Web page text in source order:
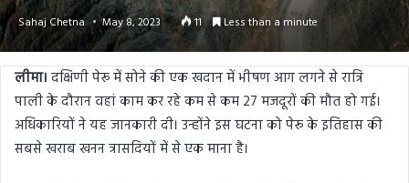
Sahaj Chetna May 8, 2023 11 Less than a minute
लीमा। दक्षिणी पेरू में सोने की एक खदान में भीषण आग लगने से रात्रि
पाली के दौरान वहां काम कर रहे कम से कम 27 मजदूरों की मौत हो गई।
अधिकारियों ने यह जानकारी दी। उन्होंने इस घटना को पेरू के इतिहास की
सबसे खराब खनन त्रासदियों में से एक माना है।